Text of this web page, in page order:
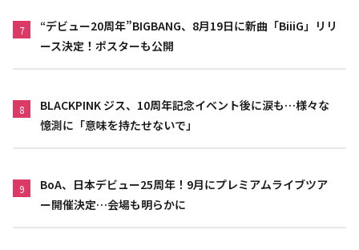
7
“デビュー20周年”BIGBANG、8月19日に新曲「BiiiG」リリ
ース決定！ポスターも公開
8
BLACKPINK ジス、10周年記念イベント後に涙も…様々な
憶測に「意味を持たせないで」
9
BoA、日本デビュー25周年！9月にプレミアムライブツア
ー開催決定…会場も明らかに